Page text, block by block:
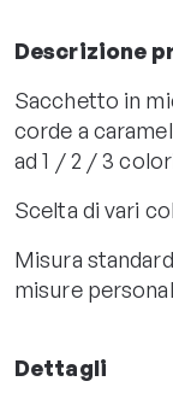
Descrizione
Sacchetto in
corde a
ad 1 / 2 / 3
Scelta di vari
Misura
misure
Dettagli